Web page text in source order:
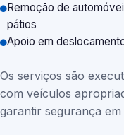
Remoção de
pátios
Apoio em
Os serviços são
com veículos
garantir segurança